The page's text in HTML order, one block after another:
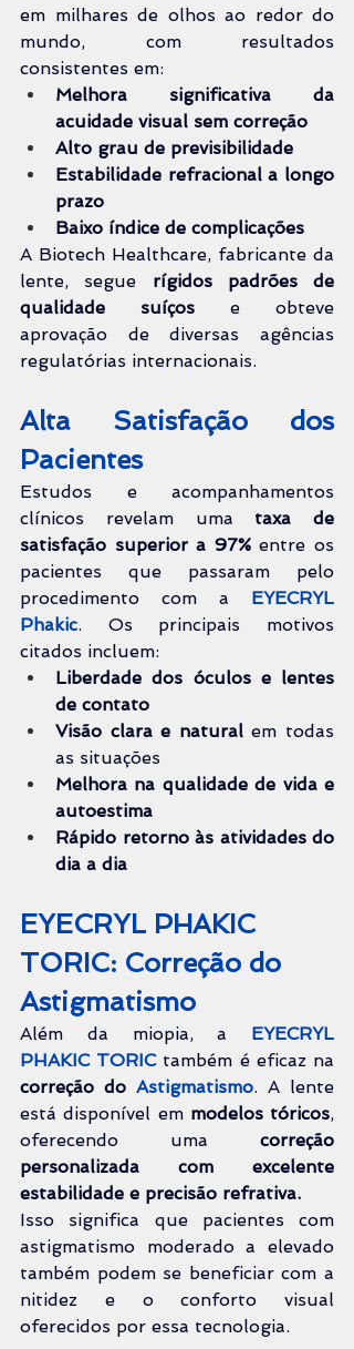
em milhares de olhos ao redor do
mundo, com resultados
consistentes em:
Melhora significativa da
acuidade visual sem correção
Alto grau de previsibilidade
Estabilidade refracional a longo
prazo
Baixo índice de complicações
A Biotech Healthcare, fabricante da
lente, segue rígidos padrões de
qualidade suíços e obteve
aprovação de diversas agências
regulatórias internacionais.
Alta Satisfação dos
Pacientes
Estudos e acompanhamentos
clínicos revelam uma taxa de
satisfação superior a 97% entre os
pacientes que passaram pelo
procedimento com a EYECRYL
Phakic. Os principais motivos
citados incluem:
Liberdade dos óculos e lentes
de contato
Visão clara e natural em todas
as situações
Melhora na qualidade de vida e
autoestima
Rápido retorno às atividades do
dia a dia
EYECRYL PHAKIC
TORIC: Correção do
Astigmatismo
Além da miopia, a EYECRYL
PHAKIC TORIC
correção do Astigmatismo. A lente
está disponível em modelos tóricos,
oferecendo uma correção
personalizada com excelente
estabilidade e precisão refrativa.
Isso significa que pacientes com
astigmatismo moderado a elevado
também podem se beneficiar com a
nitidez e o conforto visual
oferecidos por essa tecnologia.